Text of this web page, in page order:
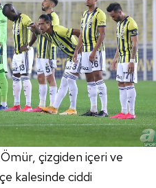
çizgiden içeri ve
kalesinde ciddi